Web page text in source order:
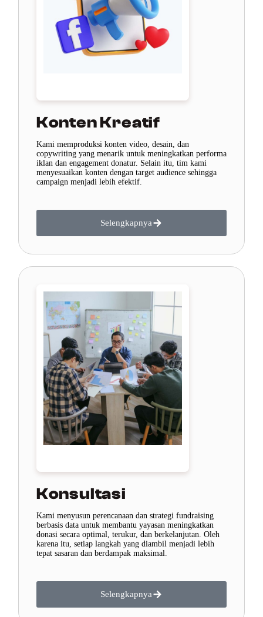
Konten Kreatif
Kami memproduksi konten video, desain, dan
copywriting yang menarik untuk meningkatkan performa
iklan dan engagement donatur. Selain itu, tim kami
menyesuaikan konten dengan target audience sehingga
campaign menjadi lebih efektif.
Selengkapnya
Konsultasi
Kami menyusun perencanaan dan strategi fundraising
berbasis data untuk membantu yayasan meningkatkan
donasi secara optimal, terukur, dan berkelanjutan. Oleh
karena itu, setiap langkah yang diambil menjadi lebih
tepat sasaran dan berdampak maksimal.
Selengkapnya